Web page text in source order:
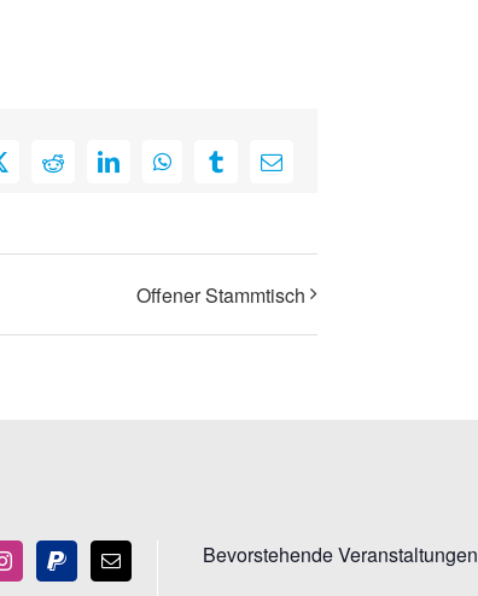
RedditLinkedInWhatsAppTumblrE-
Offener Stammtisch
Bevorstehende Veranstaltungen